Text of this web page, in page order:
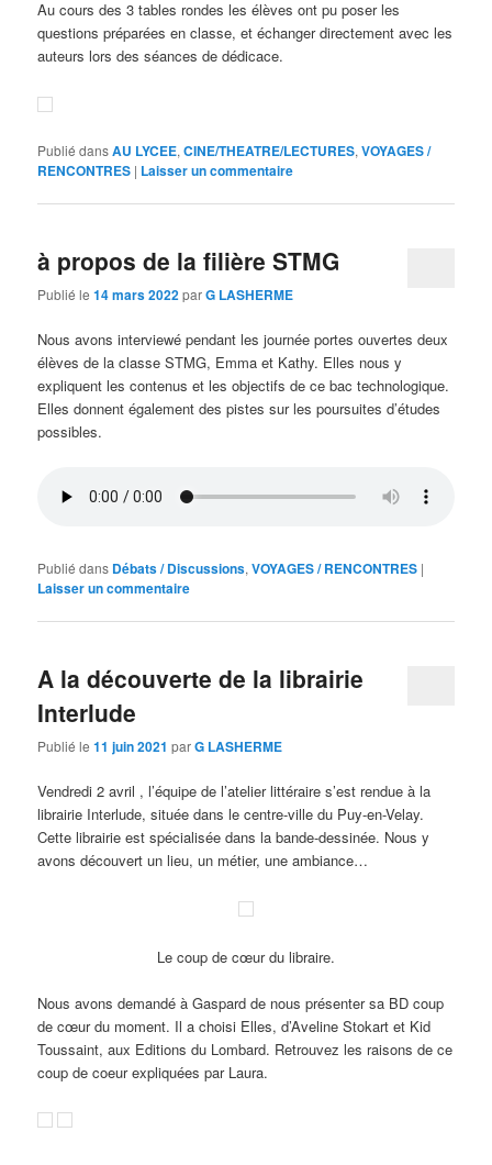
Au cours des 3 tables rondes les élèves ont pu poser les
questions préparées en classe, et échanger directement avec les
auteurs lors des séances de dédicace.
Publié dansAU LYCEE,CINE/THEATRE/LECTURES,VOYAGES /
RENCONTRES | Laisser un commentaire
à propos de la filière STMG
Publié le14 mars 2022parG LASHERME
Nous avons interviewé pendant les journée portes ouvertes deux
élèves de la classe STMG, Emma et Kathy. Elles nous y
expliquent les contenus et les objectifs de ce bac technologique.
Elles donnent également des pistes sur les poursuites d’études
possibles.
Publié dans Débats / Discussions,VOYAGES / RENCONTRES |
Laisser un commentaire
A la découverte de la librairie
Interlude
Publié le11 juin 2021 parG LASHERME
Vendredi 2 avril , l’équipe de l’atelier littéraire s’est rendue à la
librairie Interlude, située dans le centre-ville du Puy-en-Velay.
Cette librairie est spécialisée dans la bande-dessinée. Nous y
avons découvert un lieu, un métier, une ambiance…
Le coup de cœur du libraire.
Nous avons demandé à Gaspard de nous présenter sa BD coup
de cœur du moment. Il a choisi Elles, d’Aveline Stokart et Kid
Toussaint, aux Editions du Lombard. Retrouvez les raisons de ce
coup de coeur expliquées par Laura.